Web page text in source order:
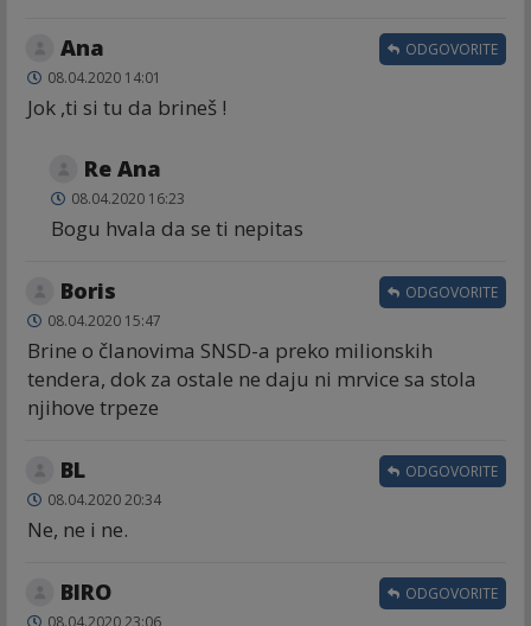
Ana
08.04.2020 14:01
Jok ,ti si tu da brineš !
ODGOVORITE
Re Ana
08.04.2020 16:23
Bogu hvala da se ti nepitas
Boris
08.04.2020 15:47
Brine o članovima SNSD-a preko milionskih
tendera, dok za ostale ne daju ni mrvice sa stola
njihove trpeze
ODGOVORITE
BL
08.04.2020 20:34
Ne, ne i ne.
ODGOVORITE
BIRO
08.04.2020 23:06
ODGOVORITE